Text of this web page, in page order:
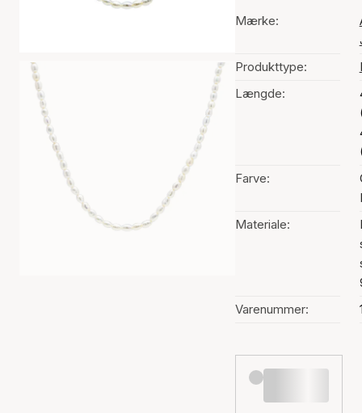
Mærke:
Produkttype:
Længde:
Farve:
Materiale:
Varenummer: